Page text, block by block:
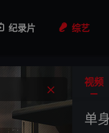
纪录片 综艺
视频
单